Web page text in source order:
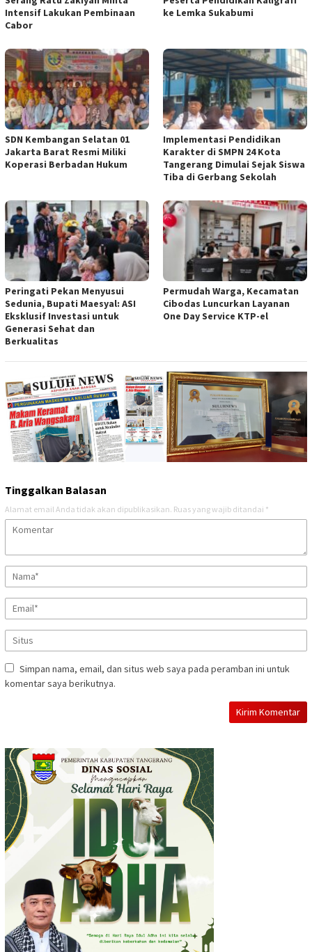
Intensif Lakukan Pembinaan
Cabor
ke Lemka Sukabumi
SDN Kembangan Selatan 01
Jakarta Barat Resmi Miliki
Koperasi Berbadan Hukum
Implementasi Pendidikan
Karakter di SMPN 24 Kota
Tangerang Dimulai Sejak Siswa
Tiba di Gerbang Sekolah
Peringati Pekan Menyusui
Sedunia, Bupati Maesyal: ASI
Eksklusif Investasi untuk
Generasi Sehat dan
Berkualitas
Permudah Warga, Kecamatan
Cibodas Luncurkan Layanan
One Day Service KTP-el
Tinggalkan Balasan
Alamat email Anda tidak akan dipublikasikan. Ruas yang wajib ditandai *
Simpan nama, email, dan situs web saya pada peramban ini untuk
komentar saya berikutnya.